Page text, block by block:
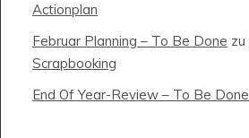
Actionplan
Februar Planning – To Be Done zu
Scrapbooking
End Of Year-Review – To Be Done